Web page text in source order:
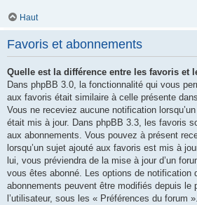
Haut
Favoris et abonnements
Quelle est la différence entre les favoris et
Dans phpBB 3.0, la fonctionnalité qui vous
aux favoris était similaire à celle présente
Vous ne receviez aucune notification
était mis à jour. Dans phpBB 3.3, les favoris
aux abonnements. Vous pouvez à présent
lorsqu’un sujet ajouté aux favoris est mis à
lui, vous préviendra de la mise à jour d’un
vous êtes abonné. Les options de notification
abonnements peuvent être modifiés depuis le
l’utilisateur, sous les « Préférences du forum ».